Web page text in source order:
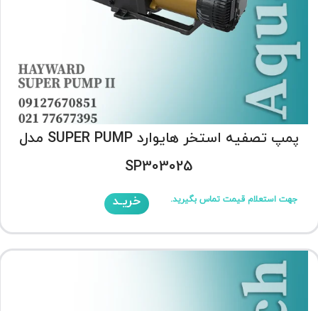
پمپ تصفیه استخر هایوارد SUPER PUMP مدل
SP303025
جهت استعلام قیمت تماس بگیرید. خریـد